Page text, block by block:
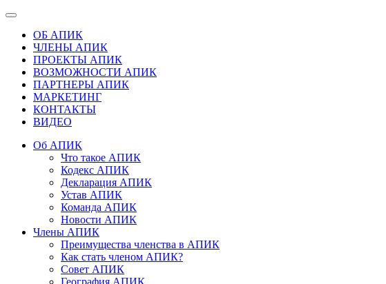
ОБ АПИК
ЧЛЕНЫ АПИК
ПРОЕКТЫ АПИК
ВОЗМОЖНОСТИ АПИК
ПАРТНЕРЫ АПИК
МАРКЕТИНГ
КОНТАКТЫ
ВИДЕО
Об АПИК
Что такое АПИК
Кодекс АПИК
Декларация АПИК
Устав АПИК
Команда АПИК
Новости АПИК
Члены АПИК
Преимущества членства в АПИК
Как стать членом АПИК?
Совет АПИК
География АПИК